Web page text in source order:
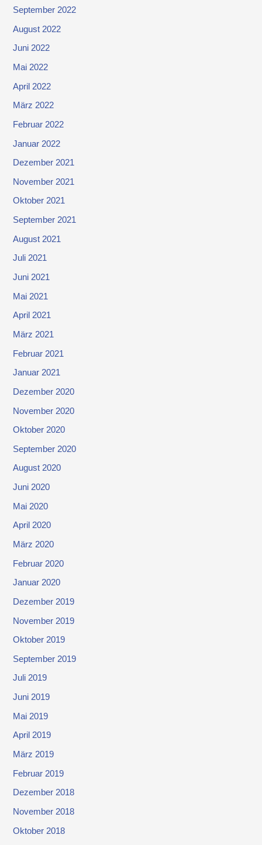
September 2022
August 2022
Juni 2022
Mai 2022
April 2022
März 2022
Februar 2022
Januar 2022
Dezember 2021
November 2021
Oktober 2021
September 2021
August 2021
Juli 2021
Juni 2021
Mai 2021
April 2021
März 2021
Februar 2021
Januar 2021
Dezember 2020
November 2020
Oktober 2020
September 2020
August 2020
Juni 2020
Mai 2020
April 2020
März 2020
Februar 2020
Januar 2020
Dezember 2019
November 2019
Oktober 2019
September 2019
Juli 2019
Juni 2019
Mai 2019
April 2019
März 2019
Februar 2019
Dezember 2018
November 2018
Oktober 2018